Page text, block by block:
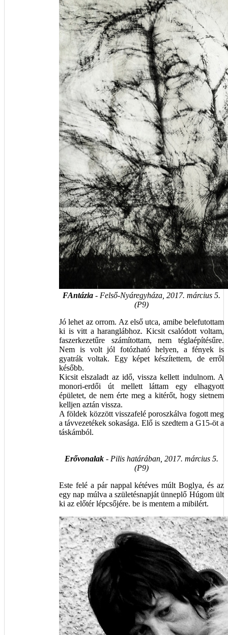
FAntázia - Felső-Nyáregyháza, 2017. március 5.
(P9)
Jó lehet az orrom. Az első utca, amibe belefutottam
ki is vitt a haranglábhoz. Kicsit csalódott voltam,
faszerkezetűre számítottam, nem téglaépítésűre.
Nem is volt jól fotózható helyen, a fények is
gyatrák voltak. Egy képet készítettem, de erről
később.
Kicsit elszaladt az idő, vissza kellett indulnom. A
monori-erdői út mellett láttam egy elhagyott
épületet, de nem érte meg a kitérőt, hogy sietnem
kelljen aztán vissza.
A földek közzött visszafelé poroszkálva fogott meg
a távvezetékek sokasága. Elő is szedtem a G15-öt a
táskámból.
Erővonalak - Pilis határában, 2017. március 5.
(P9)
Este felé a pár nappal kétéves múlt Boglya, és az
egy nap múlva a születésnapját ünneplő Húgom ült
ki az előtér lépcsőjére. be is mentem a mibilért.